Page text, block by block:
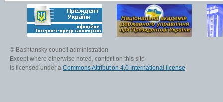
© Bashtansky council administration
Except where otherwise noted, content on this site
is licensed under a Commons Attribution 4.0 International license